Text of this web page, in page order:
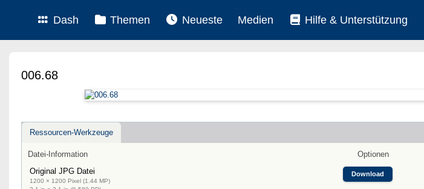
Dash Themen Neueste Medien Hilfe & Unterstützung
006.68
Ressourcen-Werkzeuge
Datei-Information
Optionen
Original JPG Datei
1200 × 1200 Pixel (1.44 MP)
Download